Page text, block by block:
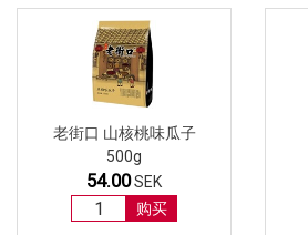
老街口 山核桃味瓜子
500g
54.00SEK
购买